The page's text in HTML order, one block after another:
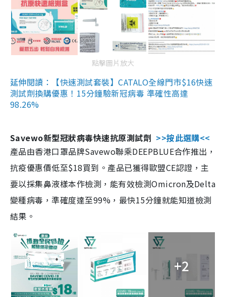
點擊圖片放大
延伸閱讀：【快速測試套裝】CATALO全線門市$16快速
測試劑換購優惠！15分鐘驗新冠病毒 準確性高達
98.26%
Savewo新型冠狀病毒快速抗原測試劑 >>按此選購<<
產品由香港口罩品牌Savewo聯乘DEEPBLUE合作推出，
抗疫優惠價低至$18買到。產品已獲得歐盟CE認證，主
要以採集鼻液樣本作檢測，能有效檢測Omicron及Delta
變種病毒，準確度達至99%，最快15分鐘就能知道檢測
結果。
+2